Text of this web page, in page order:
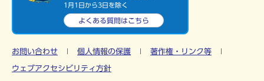
1月1日から3日を除く
よくある質問はこちら
お問い合わせ 個人情報の保護 著作権・リンク等
ウェブアクセシビリティ方針